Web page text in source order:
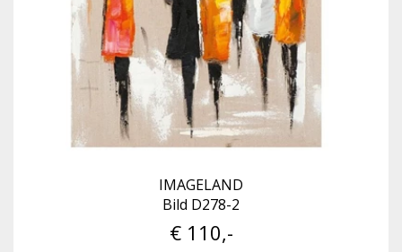
IMAGELAND
Bild D278-2
€ 110,-